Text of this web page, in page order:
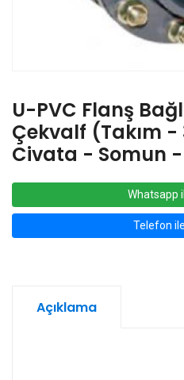
U-PVC Flanş
Çekvalf (Takım
Civata - Somun
Whatsapp
Telefon
Açıklama